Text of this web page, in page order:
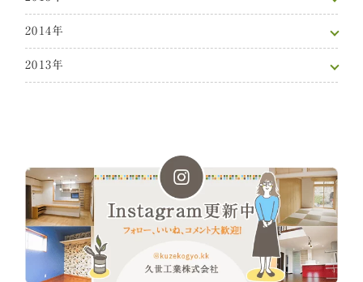
2014年
2013年